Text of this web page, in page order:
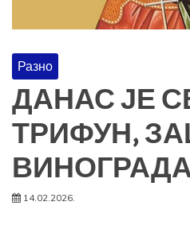
Разно
ДАНАС ЈЕ
ТРИФУН,
14.02.2026.